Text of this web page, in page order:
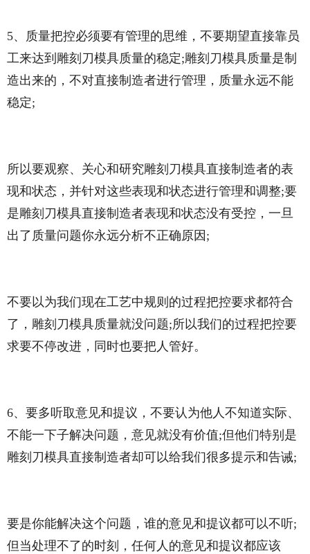
5、质量把控必须要有管理的思维，不要期望直接靠员
工来达到雕刻刀模具质量的稳定;雕刻刀模具质量是制
造出来的，不对直接制造者进行管理，质量永远不能
稳定;
所以要观察、关心和研究雕刻刀模具直接制造者的表
现和状态，并针对这些表现和状态进行管理和调整;要
是雕刻刀模具直接制造者表现和状态没有受控，一旦
出了质量问题你永远分析不正确原因;
不要以为我们现在工艺中规则的过程把控要求都符合
了，雕刻刀模具质量就没问题;所以我们的过程把控要
求要不停改进，同时也要把人管好。
6、要多听取意见和提议，不要认为他人不知道实际、
不能一下子解决问题，意见就没有价值;但他们特别是
雕刻刀模具直接制造者却可以给我们很多提示和告诫;
要是你能解决这个问题，谁的意见和提议都可以不听;
但当处理不了的时刻，任何人的意见和提议都应该